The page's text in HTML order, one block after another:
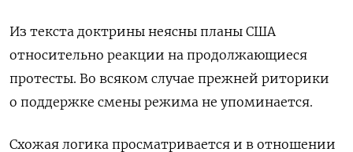
Из текста доктрины неясны планы США
относительно реакции на продолжающиеся
протесты. Во всяком случае прежней риторики
о поддержке смены режима не упоминается.
Схожая логика просматривается и в отношении